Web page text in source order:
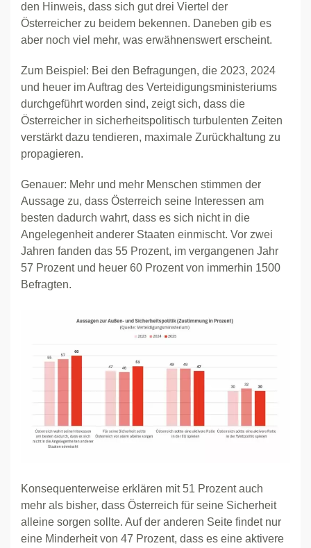
den Hinweis, dass sich gut drei Viertel der
Österreicher zu beidem bekennen. Daneben gib es
aber noch viel mehr, was erwähnenswert erscheint.
Zum Beispiel: Bei den Befragungen, die 2023, 2024
und heuer im Auftrag des Verteidigungsministeriums
durchgeführt worden sind, zeigt sich, dass die
Österreicher in sicherheitspolitisch turbulenten Zeiten
verstärkt dazu tendieren, maximale Zurückhaltung zu
propagieren.
Genauer: Mehr und mehr Menschen stimmen der
Aussage zu, dass Österreich seine Interessen am
besten dadurch wahrt, dass es sich nicht in die
Angelegenheit anderer Staaten einmischt. Vor zwei
Jahren fanden das 55 Prozent, im vergangenen Jahr
57 Prozent und heuer 60 Prozent von immerhin 1500
Befragten.
Konsequenterweise erklären mit 51 Prozent auch
mehr als bisher, dass Österreich für seine Sicherheit
alleine sorgen sollte. Auf der anderen Seite findet nur
eine Minderheit von 47 Prozent, dass es eine aktivere